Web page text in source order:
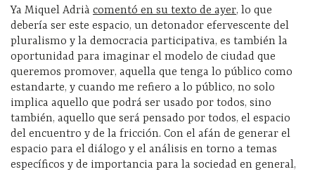
Ya Miquel Adrià comentó en su texto de ayer, lo que
debería ser este espacio, un detonador efervescente del
pluralismo y la democracia participativa, es también la
oportunidad para imaginar el modelo de ciudad que
queremos promover, aquella que tenga lo público como
estandarte, y cuando me refiero a lo público, no solo
implica aquello que podrá ser usado por todos, sino
también, aquello que será pensado por todos, el espacio
del encuentro y de la fricción. Con el afán de generar el
espacio para el diálogo y el análisis en torno a temas
específicos y de importancia para la sociedad en general,